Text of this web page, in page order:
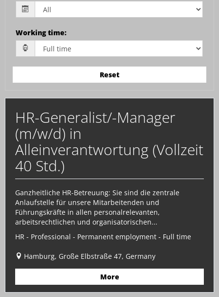
Working time:
Reset
HR-Generalist/-Manager
(m/w/d) in
Alleinverantwortung (Vollzeit
40 Std.)
Ganzheitliche HR-Betreuung: Sie sind die zentrale
Anlaufstelle für unsere Mitarbeitenden und
Führungskräfte in allen personalrelevanten,
arbeitsrechtlichen und organisatorischen...
HR - Professional - Permanent employment - Full time
Hamburg, Große Elbstraße 47, Germany
More